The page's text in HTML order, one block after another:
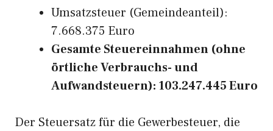
Umsatzsteuer (Gemeindeanteil):
7.668.375 Euro
Gesamte Steuereinnahmen (ohne
örtliche Verbrauchs- und
Aufwandsteuern): 103.247.445 Euro
Der Steuersatz für die Gewerbesteuer, die